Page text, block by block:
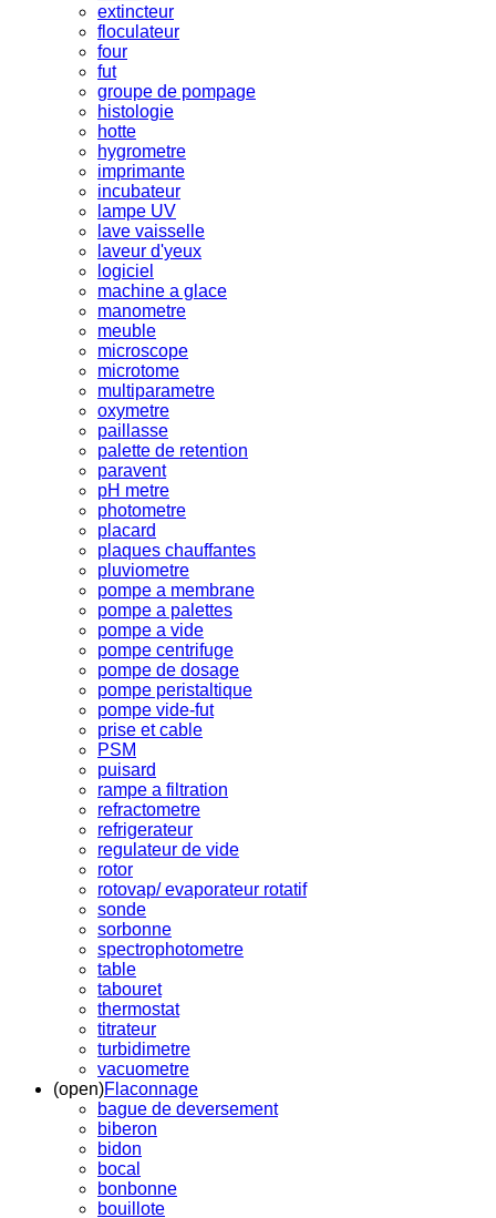
extincteur
floculateur
four
fut
groupe de pompage
histologie
hotte
hygrometre
imprimante
incubateur
lampe UV
lave vaisselle
laveur d'yeux
logiciel
machine a glace
manometre
meuble
microscope
microtome
multiparametre
oxymetre
paillasse
palette de retention
paravent
pH metre
photometre
placard
plaques chauffantes
pluviometre
pompe a membrane
pompe a palettes
pompe a vide
pompe centrifuge
pompe de dosage
pompe peristaltique
pompe vide-fut
prise et cable
PSM
puisard
rampe a filtration
refractometre
refrigerateur
regulateur de vide
rotor
rotovap/ evaporateur rotatif
sonde
sorbonne
spectrophotometre
table
tabouret
thermostat
titrateur
turbidimetre
vacuometre
(open)Flaconnage
bague de deversement
biberon
bidon
bocal
bonbonne
bouillote